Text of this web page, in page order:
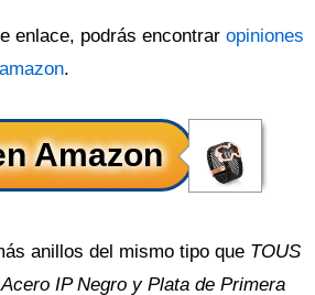
enlace, podrás encontrar opiniones
.
anillos del mismo tipo que TOUS
IP Negro y Plata de Primera